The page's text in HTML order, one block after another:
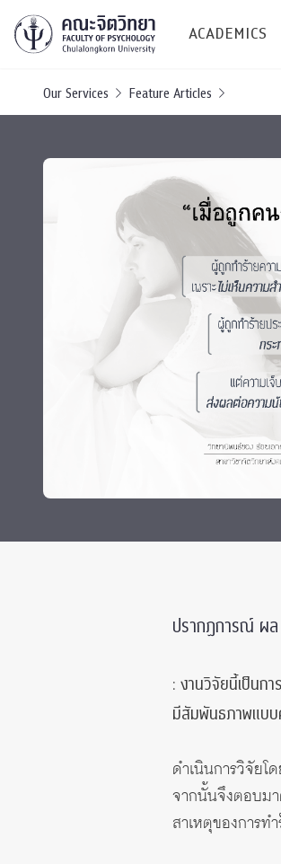
ACADEMICS
(B.Sc.)
Our Services Feature Articles
ปรากฏการณ์ ผล
: งานวิจัยนี้เป็นก
มีสัมพันธภาพแบบ
ดำเนินการวิจัยโ
จากนั้นจึงตอบม
สาเหตุของการท